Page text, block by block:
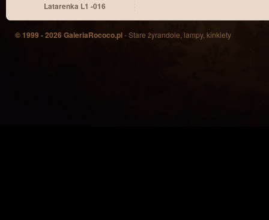
Latarenka L1 -016
© 1999 - 2026 GaleriaRococo.pl- Stare żyrandole, lampy, kinkiety